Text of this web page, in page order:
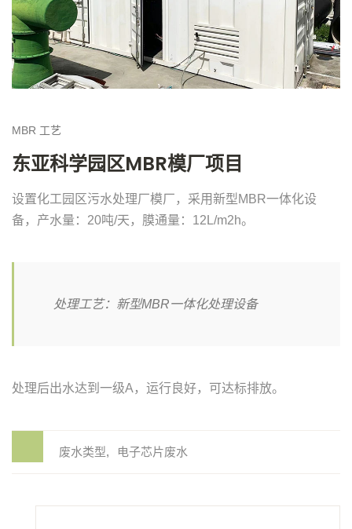
MBR 工艺
东亚科学园区MBR模厂项目
设置化工园区污水处理厂模厂，采用新型MBR一体化设
备，产水量：20吨/天，膜通量：12L/m2h。
处理工艺：新型MBR一体化处理设备
处理后出水达到一级A，运行良好，可达标排放。
废水类型 电子芯片废水